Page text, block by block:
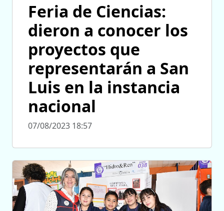
Feria de Ciencias:
dieron a conocer los
proyectos que
representarán a San
Luis en la instancia
nacional
07/08/2023 18:57